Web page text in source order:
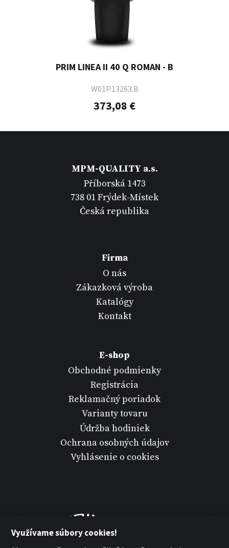
PRIM LINEA II 40 Q ROMAN - B
W01P.13263.B
373,08 €
MPM-QUALITY a.s.
Příborská 1473
738 01 Frýdek-Místek
Česká republika
Firma
O nás
Zákazková výroba
Katalógy
Kontakt
E-shop
Obchodné podmienky
Registrácia
Reklamačný poriadok
Varianty tovaru
Údržba hodiniek
Ochrana osobných údajov
Vyhlásenie o cookies
Využívame súbory cookies!